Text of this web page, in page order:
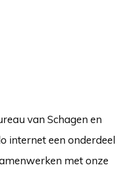
van Schagen en
internet een onderdeel
met onze